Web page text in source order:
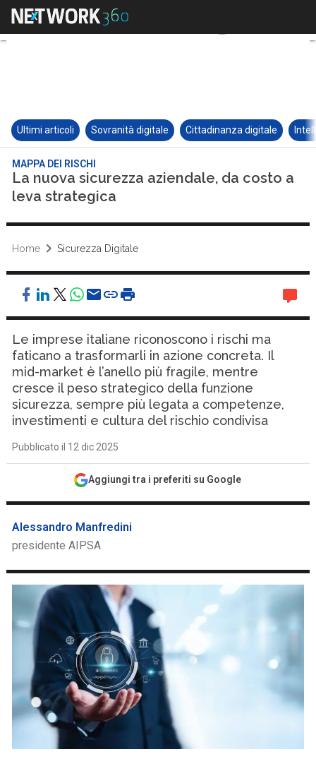
Ultimi articoli Sovranità digitale Cittadinanza digitale
MAPPA DEI RISCHI
La nuova sicurezza aziendale, da costo a
leva strategica
Home Sicurezza Digitale
Le imprese italiane riconoscono i rischi ma
faticano a trasformarli in azione concreta. Il
mid-market è l’anello più fragile, mentre
cresce il peso strategico della funzione
sicurezza, sempre più legata a competenze,
investimenti e cultura del rischio condivisa
Pubblicato il 12 dic 2025
Aggiungi tra i preferiti su Google
Alessandro Manfredini
presidente AIPSA